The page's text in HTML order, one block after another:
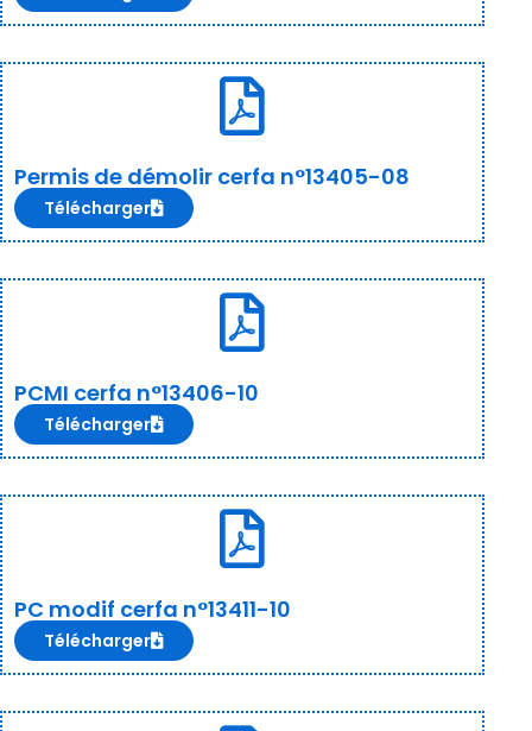
Permis de démolir cerfa n°13405-08
Télécharger
PCMI cerfa n°13406-10
Télécharger
PC modif cerfa n°13411-10
Télécharger